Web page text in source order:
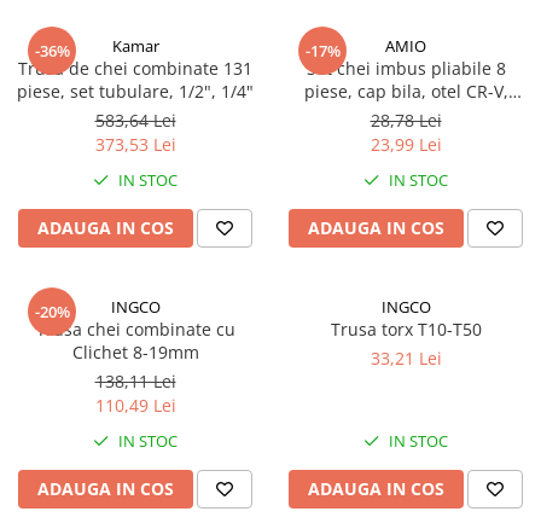
Becuri auto
Becuri Halogen Auto
Becuri Led Auto
Becuri Xenon Auto
Seturi de Becuri Auto
Faruri Camioane, Utilaje &
Tractoare
Lampi de ceata
Lampi Gabarit LED
Lampi gabarit auto si remorci
Lampi gabarit cu brat auto si
Lampi interior, Plafoniere
Lampi LED auto dedicate
Lampi numar Inmatriculare
-36% Kamar
Trusa de chei combinate 131
piese, set tubulare, 1/2", 1/4"
583,64 Lei
373,53 Lei
IN STOC
ADAUGA IN COS
-17% AMIO
Set chei imbus pliabile 8
piese, cap bila, otel CR-V,
compact si portabil
28,78 Lei
23,99 Lei
IN STOC
ADAUGA IN COS
-20% INGCO
Trusa chei combinate cu
Clichet 8-19mm
138,11 Lei
110,49 Lei
IN STOC
ADAUGA IN COS
INGCO
Trusa torx T10-T50
33,21 Lei
IN STOC
ADAUGA IN COS